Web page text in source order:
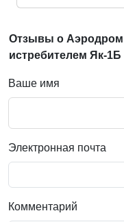
Отзывы о
истребителем Як-1Б
Ваше имя
Электронная почта
Комментарий